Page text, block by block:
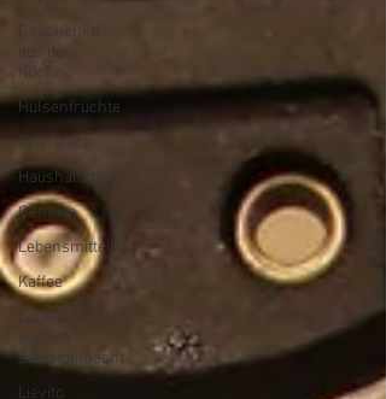
Geschenke
aus der
Küche
Hülsenfrüchte
Frühstück
Haushaltstipps
Gemüse
Lebensmittel
Kaffee
Lebensmittel
einfach
selbstgemacht
Lievito